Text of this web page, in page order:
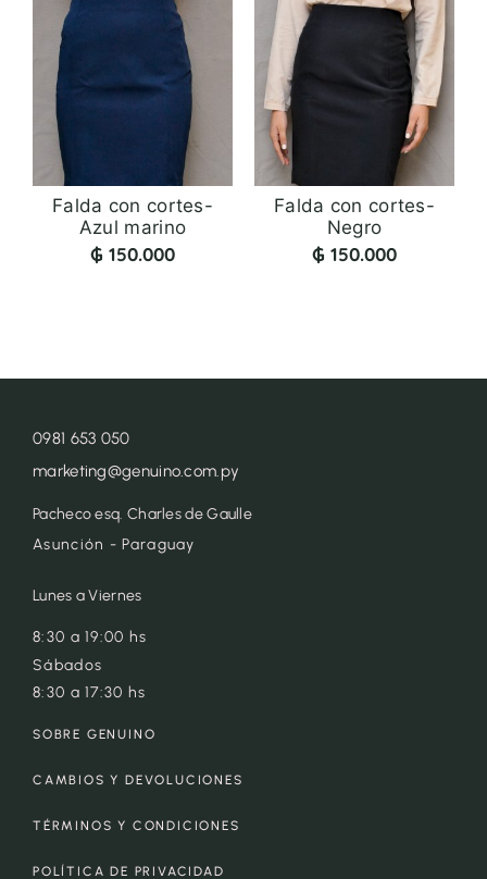
Falda con cortes-
Azul marino
₲ 150.000
Falda con cortes-
Negro
₲ 150.000
0981 653 050
marketing@genuino.com.py
Pacheco esq. Charles de Gaulle
Asunción - Paraguay
Lunes a Viernes
8:30 a 19:00 hs
Sábados
8:30 a 17:30 hs
SOBRE GENUINO
CAMBIOS Y DEVOLUCIONES
TÉRMINOS Y CONDICIONES
POLÍTICA DE PRIVACIDAD